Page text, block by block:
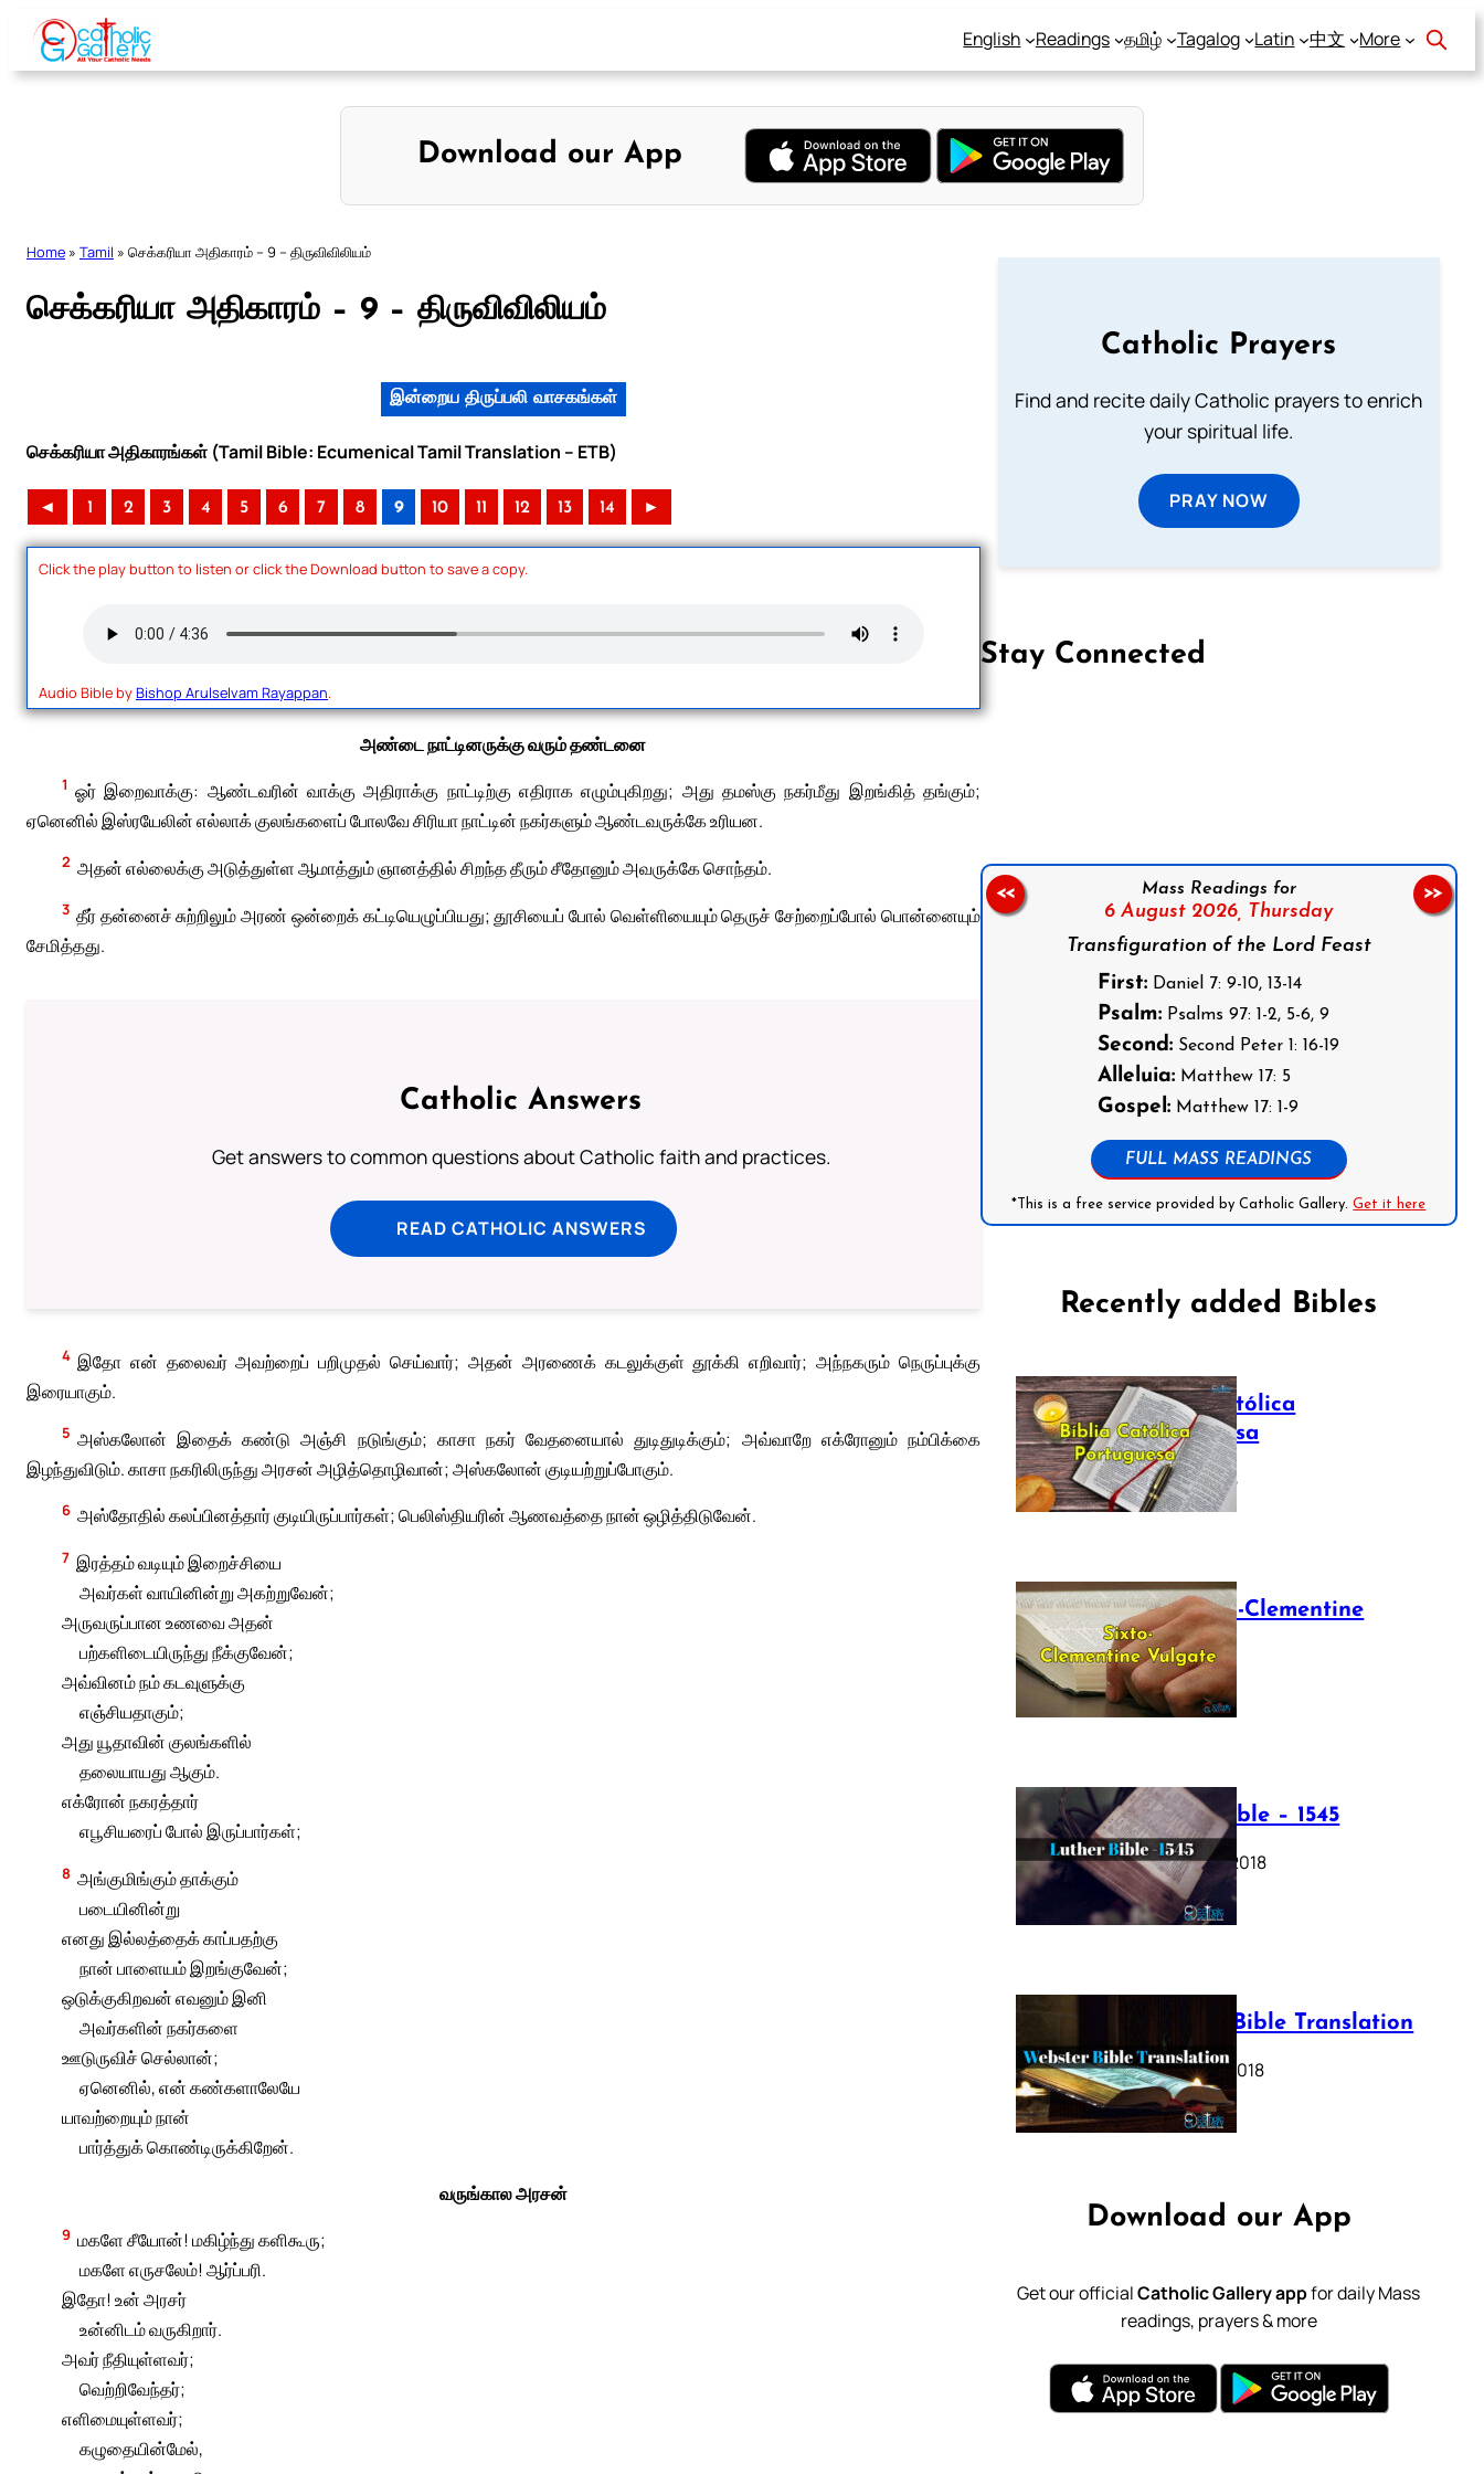
Skip
content
English Readings தமிழ் Tagalog Latin 中文 More
Download our App
Home » Tamil » செக்கரியா அதிகாரம் – 9 – திருவிவிலியம்
செக்கரியா அதிகாரம் – 9 – திருவிவிலியம்
இன்றைய திருப்பலி வாசகங்கள்
செக்கரியா அதிகாரங்கள் (Tamil Bible: Ecumenical Tamil Translation – ETB)
◄ 1 2 3 4 5 6 7 8 9 10 11 12 13 14 ►
Click the play button to listen or click the Download button to save a copy.
Audio Bible byBishop Arulselvam Rayappan.
அண்டை நாட்டினருக்கு வரும் தண்டனை
1 ஓர் இறைவாக்கு: ஆண்டவரின் வாக்கு அதிராக்கு நாட்டிற்கு எதிராக எழும்புகிறது; அது தமஸ்கு நகர்மீது இறங்கித் தங்கும்;
ஏனெனில் இஸ்ரயேலின் எல்லாக் குலங்களைப் போலவே சிரியா நாட்டின் நகர்களும் ஆண்டவருக்கே உரியன.
2 அதன் எல்லைக்கு அடுத்துள்ள ஆமாத்தும் ஞானத்தில் சிறந்த தீரும் சீதோனும் அவருக்கே சொந்தம்.
3 தீர் தன்னைச் சுற்றிலும் அரண் ஒன்றைக் கட்டியெழுப்பியது; தூசியைப் போல் வெள்ளியையும் தெருச் சேற்றைப்போல் பொன்னையும்
சேமித்தது.
Catholic Answers
Get answers to common questions about Catholic faith and practices.
READ CATHOLIC ANSWERS
4 இதோ என் தலைவர் அவற்றைப் பறிமுதல் செய்வார்; அதன் அரணைக் கடலுக்குள் தூக்கி எறிவார்; அந்நகரும் நெருப்புக்கு
இரையாகும்.
5 அஸ்கலோன் இதைக் கண்டு அஞ்சி நடுங்கும்; காசா நகர் வேதனையால் துடிதுடிக்கும்; அவ்வாறே எக்ரோனும் நம்பிக்கை
இழந்துவிடும். காசா நகரிலிருந்து அரசன் அழித்தொழிவான்; அஸ்கலோன் குடியற்றுப்போகும்.
6 அஸ்தோதில் கலப்பினத்தார் குடியிருப்பார்கள்; பெலிஸ்தியரின் ஆணவத்தை நான் ஒழித்திடுவேன்.
7 இரத்தம் வடியும் இறைச்சியை
அவர்கள் வாயினின்று அகற்றுவேன்;
அருவருப்பான உணவை அதன்
பற்களிடையிருந்து நீக்குவேன்;
அவ்வினம் நம் கடவுளுக்கு
எஞ்சியதாகும்;
அது யூதாவின் குலங்களில்
தலையாயது ஆகும்.
எக்ரோன் நகரத்தார்
எபூசியரைப் போல் இருப்பார்கள்;
8 அங்குமிங்கும் தாக்கும்
படையினின்று
எனது இல்லத்தைக் காப்பதற்கு
நான் பாளையம் இறங்குவேன்;
ஒடுக்குகிறவன் எவனும் இனி
அவர்களின் நகர்களை
ஊடுருவிச் செல்லான்;
ஏனெனில், என் கண்களாலேயே
யாவற்றையும் நான்
பார்த்துக் கொண்டிருக்கிறேன்.
வருங்கால அரசன்
9 மகளே சீயோன்! மகிழ்ந்து களிகூரு;
மகளே எருசலேம்! ஆர்ப்பரி.
இதோ! உன் அரசர்
உன்னிடம் வருகிறார்.
அவர் நீதியுள்ளவர்;
வெற்றிவேந்தர்;
எளிமையுள்ளவர்;
கழுதையின்மேல்,
Catholic Prayers
Find and recite daily Catholic prayers to enrich
your spiritual life.
PRAY NOW
Stay Connected
Mass Readings for
6 August 2026, Thursday
Transfiguration of the Lord Feast
First: Daniel 7: 9-10, 13-14
Psalm: Psalms 97: 1-2, 5-6, 9
Second: Second Peter 1: 16-19
Alleluia: Matthew 17: 5
Gospel: Matthew 17: 1-9
FULL MASS READINGS
*This is a free service provided by Catholic Gallery.Get it here
<< >>
Recently added Bibles
Bíblia Católica
Portuguesa
July 16, 2025
The Sixto-Clementine
Vulgate
July 12, 2025
Luther Bible – 1545
October 17, 2018
Webster Bible Translation
October 11, 2018
Download our App
Get our officialCatholic Gallery appfor daily Mass
readings, prayers & more